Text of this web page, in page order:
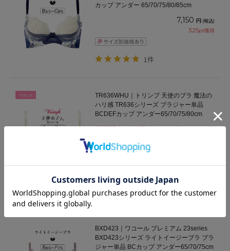
カップ アンダー 65/70/75/80/85cm
7,150 円 (税込)
325pt獲得
1件
SALE
TR636WHU｜トリンプ 天使のブラ 魔法の
ハリ感 TR636シリーズ ブラジャー単品
BCDEFカップ アンダー65/70/75/80cm
期間限定お値下げ～9/11金)23:59ま
BXD423｜ワコール プレミアム 23series
BXD423シリーズ ライトイージーブラ ブラ
ジャー単品 BCカップ アンダー65/70/75cm